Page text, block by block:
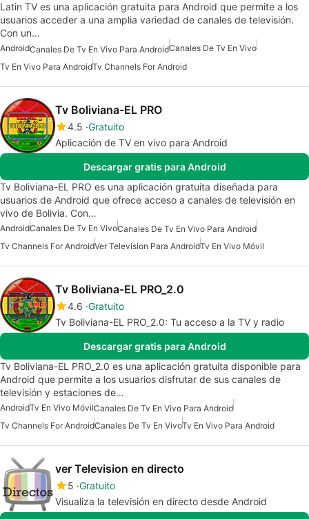
Latin TV es una aplicación gratuita para Android que permite a los
usuarios acceder a una amplia variedad de canales de televisión.
Con un…
AndroidCanales De Tv En Vivo Para AndroidCanales De Tv En Vivo
Tv En Vivo Para AndroidTv Channels For Android
Tv Boliviana-EL PRO
4.5 Gratuito
Aplicación de TV en vivo para Android
Descargar gratis para Android
Tv Boliviana-EL PRO es una aplicación gratuita diseñada para
usuarios de Android que ofrece acceso a canales de televisión en
vivo de Bolivia. Con…
AndroidCanales De Tv En VivoCanales De Tv En Vivo Para Android
Tv Channels For AndroidVer Television Para AndroidTv En Vivo Móvil
Tv Boliviana-EL PRO_2.0
4.6 Gratuito
Tv Boliviana-EL PRO_2.0: Tu acceso a la TV y radio
Descargar gratis para Android
Tv Boliviana-EL PRO_2.0 es una aplicación gratuita disponible para
Android que permite a los usuarios disfrutar de sus canales de
televisión y estaciones de…
AndroidTv En Vivo MóvilCanales De Tv En Vivo Para Android
Tv Channels For AndroidCanales De Tv En VivoTv En Vivo Para Android
ver Television en directo
5 Gratuito
Visualiza la televisión en directo desde Android